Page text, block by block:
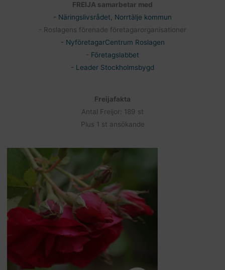
FREIJA samarbetar med
- Näringslivsrådet, Norrtälje kommun
- Roslagens förenade företagarorganisationer
- NyföretagarCentrum Roslagen
Företagslabbet
- Leader Stockholmsbygd
Freijafakta
Antal Freijor: 189 st
Plus 1 st ansökande